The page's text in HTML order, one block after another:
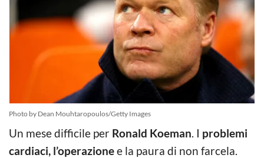
Photo by Dean Mouhtaropoulos/Getty Images
Un mese difficile per Ronald Koeman. I problemi
cardiaci, l’operazionee la paura di non farcela.